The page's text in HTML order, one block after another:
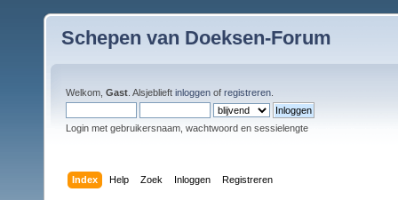
Schepen van Doeksen-Forum
Welkom, Gast . Alsjeblieft inloggen of registreren
Login met gebruikersnaam, wachtwoord en sessielengte
Index Help Zoek Inloggen Registreren